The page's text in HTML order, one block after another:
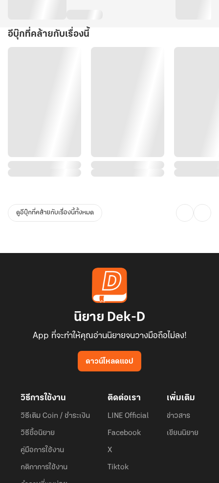
อีบุ๊กที่คล้ายกับเรื่องนี้
ดูอีบุ๊กที่คล้ายกับเรื่องนี้ทั้งหมด
นิยาย Dek-D
App ที่จะทำให้คุณอ่านนิยายจนวางมือถือไม่ลง!
ดาวน์โหลดแอป
วิธีการใช้งาน
วิธีเติม Coin / ชำระเงิน
วิธีซื้อนิยาย
คู่มือการใช้งาน
กติกาการใช้งาน
ติดต่อเรา
LINE Official
Facebook
X
Tiktok
เพิ่มเติม
ข่าวสาร
เขียนนิยาย